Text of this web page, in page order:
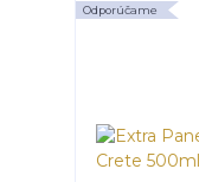
Odporúčame